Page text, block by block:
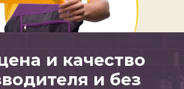
и качество
и без